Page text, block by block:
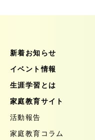
新着お知らせ
イベント情報
生涯学習とは
家庭教育サイト
活動報告
家庭教育コラム